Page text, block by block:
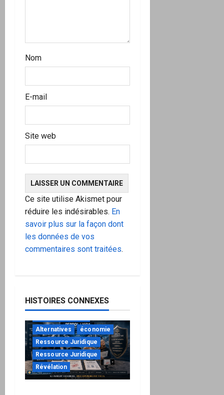
Nom
E-mail
Site web
Ce site utilise Akismet pour
réduire les indésirables. En
savoir plus sur la façon dont
les données de vos
commentaires sont traitées.
HISTOIRES CONNEXES
"URGENT"
Alternatives
économie
Ressource Juridique
Ressource Juridique
Révélation